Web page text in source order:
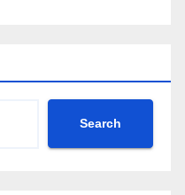
Search